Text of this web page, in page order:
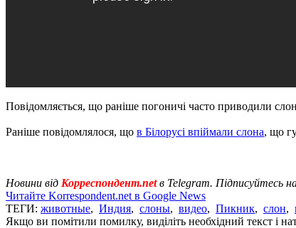
Повідомляється, що раніше погоничі часто приводили
Раніше повідомлялося, що в Білорусі впіймали слона, що
Новини від Корреспондент.netв Telegram. Підписуйтесь
Читайте Korrespondent.net в Google News
ТЕГИ: животные, Индия, слоны, видео, Пикник, слон,
Якщо ви помітили помилку, виділіть необхідний текст і